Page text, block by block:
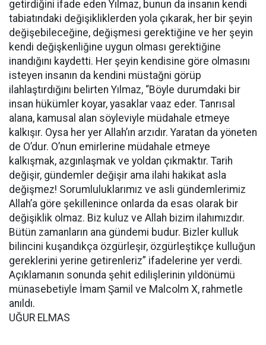
getirdiğini ifade eden Yılmaz, bunun da insanın kendi
tabiatındaki değişikliklerden yola çıkarak, her bir şeyin
değişebileceğine, değişmesi gerektiğine ve her şeyin
kendi değişkenliğine uygun olması gerektiğine
inandığını kaydetti. Her şeyin kendisine göre olmasını
isteyen insanın da kendini müstağni görüp
ilahlaştırdığını belirten Yılmaz, “Böyle durumdaki bir
insan hükümler koyar, yasaklar vaaz eder. Tanrısal
alana, kamusal alan söyleviyle müdahale etmeye
kalkışır. Oysa her yer Allah’ın arzıdır. Yaratan da yöneten
de O’dur. O’nun emirlerine müdahale etmeye
kalkışmak, azgınlaşmak ve yoldan çıkmaktır. Tarih
değişir, gündemler değişir ama ilahi hakikat asla
değişmez! Sorumluluklarımız ve asli gündemlerimiz
Allah’a göre şekillenince onlarda da esas olarak bir
değişiklik olmaz. Biz kuluz ve Allah bizim ilahımızdır.
Bütün zamanların ana gündemi budur. Bizler kulluk
bilincini kuşandıkça özgürleşir, özgürleştikçe kulluğun
gereklerini yerine getirenleriz” ifadelerine yer verdi.
Açıklamanın sonunda şehit edilişlerinin yıldönümü
münasebetiyle İmam Şamil ve Malcolm X, rahmetle
anıldı.
UĞUR ELMAS